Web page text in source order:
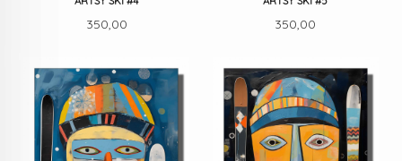
Pris
350,00 Pris
350,00